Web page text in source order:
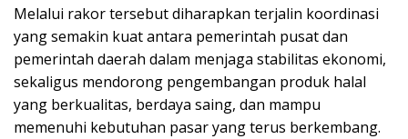
Melalui rakor tersebut diharapkan terjalin koordinasi
yang semakin kuat antara pemerintah pusat dan
pemerintah daerah dalam menjaga stabilitas ekonomi,
sekaligus mendorong pengembangan produk halal
yang berkualitas, berdaya saing, dan mampu
memenuhi kebutuhan pasar yang terus berkembang.